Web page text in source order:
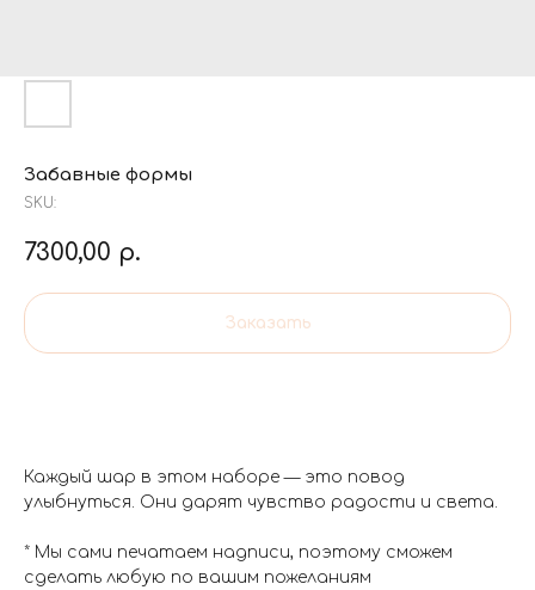
Забавные формы
SKU:
7300,00 р.
Заказать
Каждый шар в этом наборе — это повод
улыбнуться. Они дарят чувство радости и света.
* Мы сами печатаем надписи, поэтому сможем
сделать любую по вашим пожеланиям